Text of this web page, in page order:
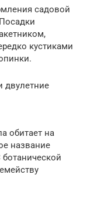
садовой
кустиками
двулетние
обитает на
название